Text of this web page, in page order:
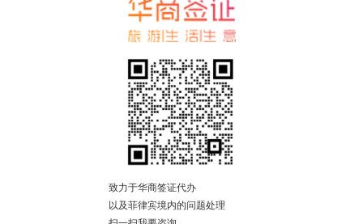
致力于华商签证代办
以及菲律宾境内的问题处理